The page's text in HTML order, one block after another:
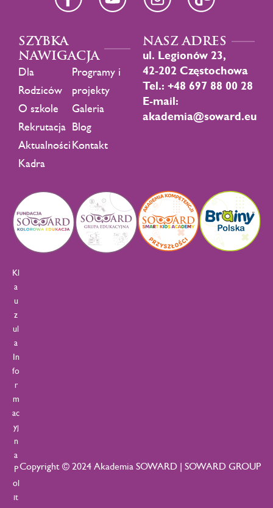
SZYBKA
NAWIGACJA
Dla
Rodziców
O szkole
Rekrutacja
Aktualności
Kadra
Programy i
projekty
Galeria
Blog
Kontakt
NASZ ADRES
ul. Legionów 23,
42-202 Częstochowa
Tel.: +48 697 88 00 28
E-mail:
akademia@soward.eu
Copyright © 2024 Akademia SOWARD | SOWARD GROUP
Kl
a
u
z
ul
a
In
fo
r
m
ac
yj
n
a
P
ol
it